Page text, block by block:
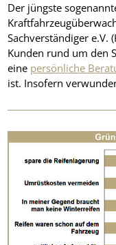
Der jüngste
Sachverständiger e.V.
Kunden rund um den
eine persönliche
ist. Insofern